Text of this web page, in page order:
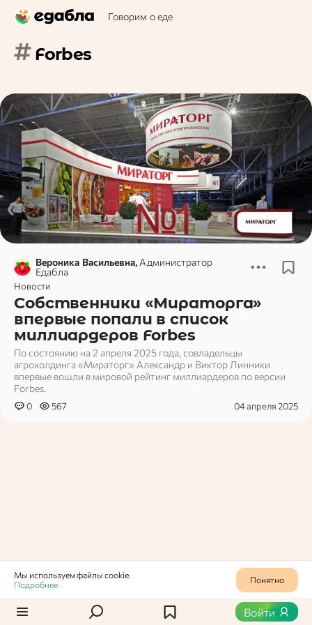
Говорим о еде
# Forbes
Вероника Васильевна, Администратор
Едабла
Новости
Собственники «Мираторга»
впервые попали в список
миллиардеров Forbes
По состоянию на 2 апреля 2025 года, совладельцы
агрохолдинга «Мираторг» Александр и Виктор Линники
впервые вошли в мировой рейтинг миллиардеров по версии
Forbes.
0 567 04 апреля 2025
Войти
Мы используем файлы cookie.
Подробнее
Понятно